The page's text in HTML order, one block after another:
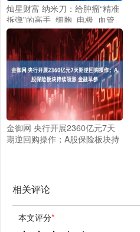
灿星财富 纳米刀：给肿瘤“精准
拆弹”的高手_细胞_电极_血管
金御网 央行开展2360亿元7天
期逆回购操作；A股保险板块持
相关评论
本文评分*